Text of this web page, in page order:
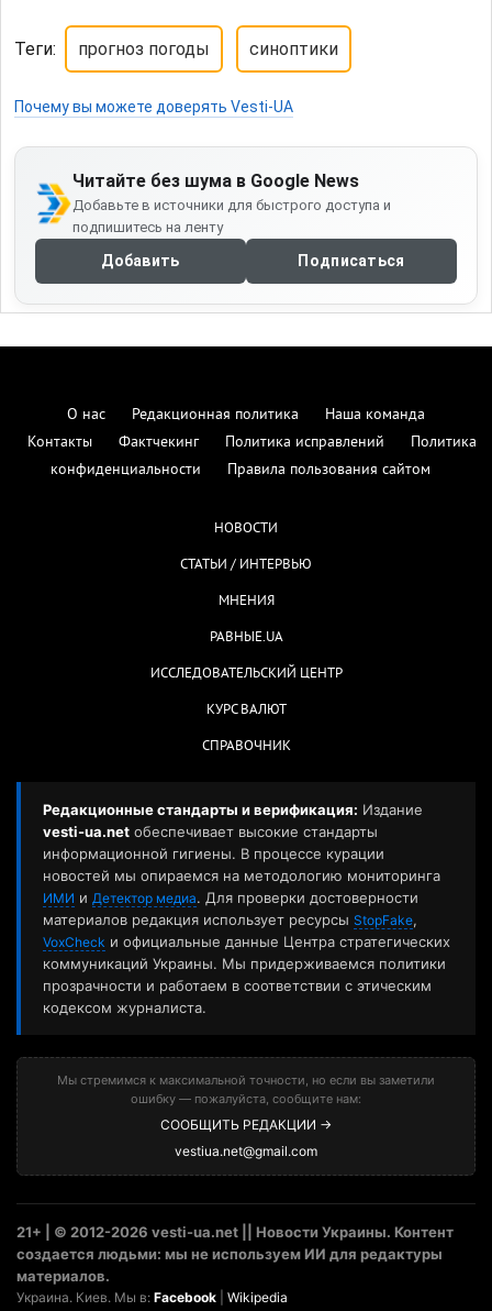
Теги: прогноз погоды синоптики
Почему вы можете доверять Vesti-UA
Читайте без шума в Google News
Добавьте в источники для быстрого доступа и
подпишитесь на ленту
Добавить Подписаться
О нас Редакционная политика
Наша команда
Контакты
Фактчекинг Политика исправлений
Политика
конфиденциальности
Правила пользования сайтом
НОВОСТИ
СТАТЬИ / ИНТЕРВЬЮ
МНЕНИЯ
РАВНЫЕ.UA
ИССЛЕДОВАТЕЛЬСКИЙ ЦЕНТР
КУРС ВАЛЮТ
СПРАВОЧНИК
Редакционные стандарты и верификация: Издание
vesti-ua.net обеспечивает высокие стандарты
информационной гигиены. В процессе курации
новостей мы опираемся на методологию мониторинга
ИМИ и Детектор медиа. Для проверки достоверности
материалов редакция использует ресурсы StopFake,
VoxCheck и официальные данные Центра стратегических
коммуникаций Украины. Мы придерживаемся политики
прозрачности и работаем в соответствии с этическим
кодексом журналиста.
Мы стремимся к максимальной точности, но если вы заметили
ошибку — пожалуйста, сообщите нам:
СООБЩИТЬ РЕДАКЦИИ →
vestiua.net@gmail.com
21+ | © 2012-2026 vesti-ua.net || Новости Украины. Контент
создается людьми: мы не используем ИИ для редактуры
материалов.
Украина. Киев. Мы в: Facebook Wikipedia